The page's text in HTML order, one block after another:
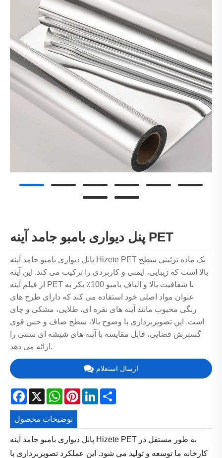
پنل دیواری بامبو جامد آینه PET
پانل دیواری بامبو جامد آینه Hizete PET یک ماده تزئینی سطح
بالا است که زیبایی، ایمنی و کاربردی را ترکیب می کند. این آینه
از فیلم آینه PET با شفافیت بالا و الیاف بامبو 100٪ بکر به
عنوان مواد اصلی خود استفاده می کند که دارای طرح های
رنگی محبوب مانند آینه های نقره ای، طلایی، مشکی و چای
است. این تصویربرداری با وضوح بالا، سطح صاف و حس قوی
گسترش فضایی، قابل مقایسه با آینه های شیشه ای سنتی را
ارائه می دهد.
ارسال استعلام
Facebook
X WhatsApp
PinterestLinkedIn
توضیحات محصول
پانل دیواری بامبو جامد آینه Hizete PET به طور مستقل در
کارخانه ما توسعه و تولید می شود. این عملکرد تصویربرداری با